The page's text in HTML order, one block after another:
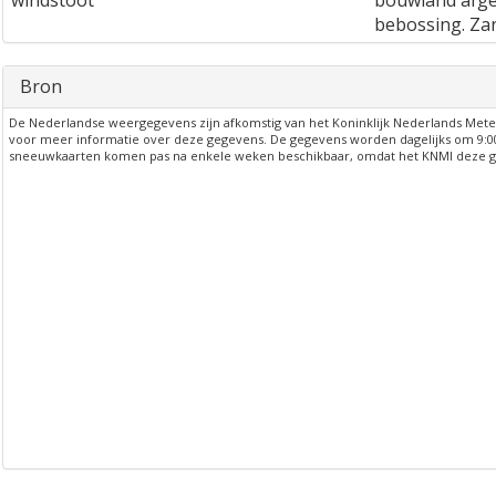
bebossing.
Bron
De Nederlandse weergegevens zijn afkomstig van het Koninklijk Nederlands
voor meer informatie over deze gegevens. De gegevens worden dagelijks om
sneeuwkaarten komen pas na enkele weken beschikbaar, omdat het KNMI deze